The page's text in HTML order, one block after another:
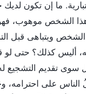
ما إن تكون
الشخص موهوب، فهو
ويتباهى قبل
أليس كذلك؟ حتى لو
سوى تقديم التشجيع
على احترامه،